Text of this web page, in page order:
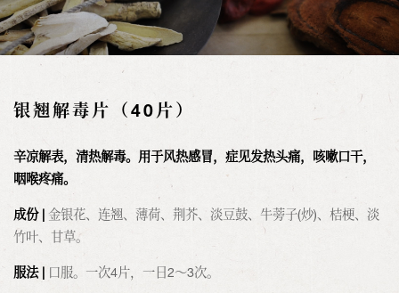
银翘解毒片（40片）
​辛凉解表，清热解毒。用于风热感冒，症见发热头痛，咳嗽口干，
咽喉疼痛。
成份 | 金银花、连翘、薄荷、荆芥、淡豆鼓、牛蒡子(炒)、桔梗、淡
竹叶、甘草。
服法 | 口服。一次4片，一日2～3次。